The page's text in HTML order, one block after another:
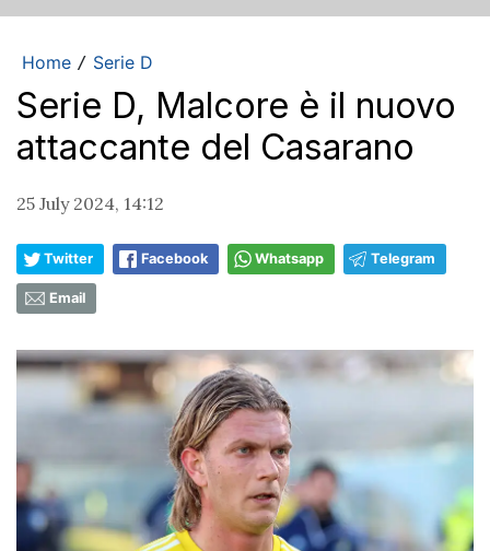
Home / Serie D
Serie D, Malcore è il nuovo
attaccante del Casarano
25 July 2024, 14:12
Twitter Facebook Whatsapp Telegram
Email